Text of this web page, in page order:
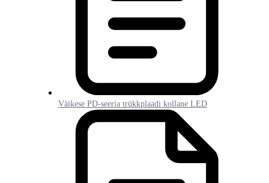
Väikese PD-seeria trükkplaadi kollane LED